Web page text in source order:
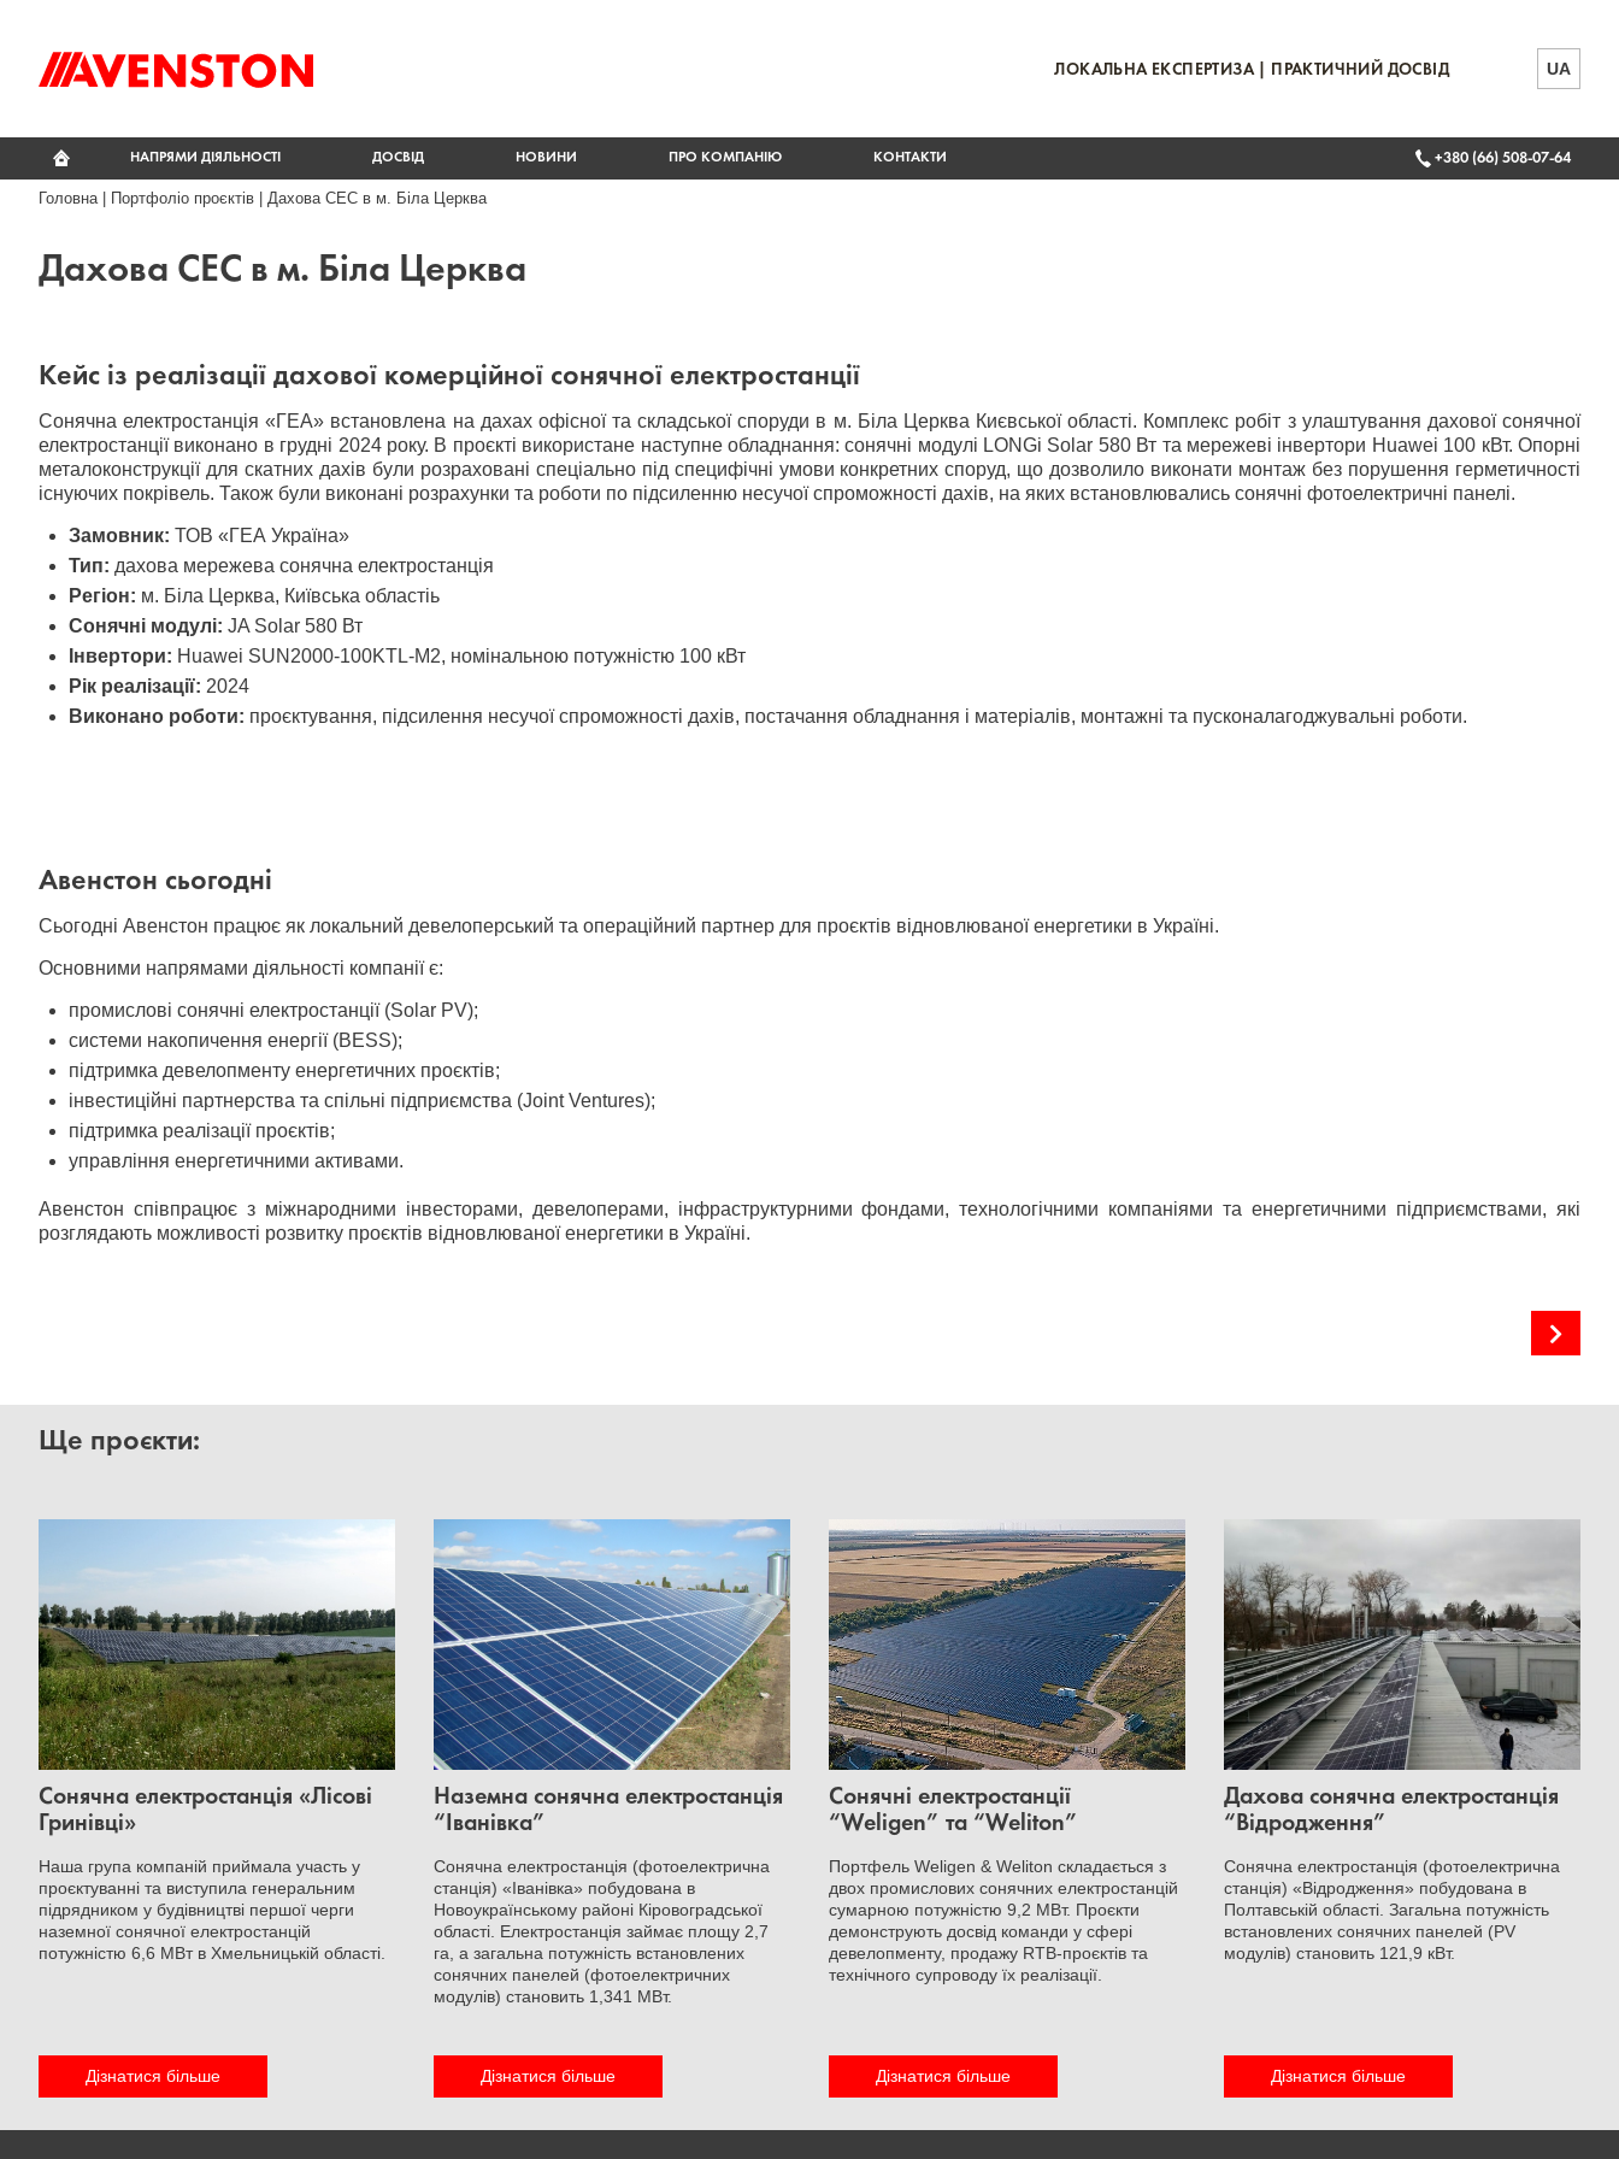
ЛОКАЛЬНА ЕКСПЕРТИЗА | ПРАКТИЧНИЙ ДОСВІД UA
НАПРЯМИ ДІЯЛЬНОСТІ ДОСВІД НОВИНИ ПРО КОМПАНІЮ КОНТАКТИ +380 (66) 508-07-64
Головна| Портфоліо проєктів Дахова СЕС в м. Біла Церква
Дахова СЕС в м. Біла Церква
Кейс із реалізації дахової комерційної сонячної електростанції
Сонячна електростанція «ГЕА» встановлена на дахах офісної та складської споруди в м. Біла Церква Києвської області. Комплекс робіт з улаштування дахової сонячної
електростанції виконано в грудні 2024 року. В проєкті використане наступне обладнання: сонячні модулі LONGi Solar 580 Вт та мережеві інвертори Huawei 100 кВт. Опорні
металоконструкції для скатних дахів були розраховані спеціально під специфічні умови конкретних споруд, що дозволило виконати монтаж без порушення герметичності
існуючих покрівель. Також були виконані розрахунки та роботи по підсиленню несучої спроможності дахів, на яких встановлювались сонячні фотоелектричні панелі.
Замовник: ТОВ «ГЕА Україна»
Тип: дахова мережева сонячна електростанція
Регіон: м. Біла Церква, Київська областіь
Сонячні модулі: JA Solar 580 Вт
Інвертори: Huawei SUN2000-100KTL-M2, номінальною потужністю 100 кВт
Рік реалізації: 2024
Виконано роботи: проєктування, підсилення несучої спроможності дахів, постачання обладнання і матеріалів, монтажні та пусконалагоджувальні роботи.
Авенстон сьогодні
Сьогодні Авенстон працює як локальний девелоперський та операційний партнер для проєктів відновлюваної енергетики в Україні.
Основними напрямами діяльності компанії є:
промислові сонячні електростанції (Solar PV);
системи накопичення енергії (BESS);
підтримка девелопменту енергетичних проєктів;
інвестиційні партнерства та спільні підприємства (Joint Ventures);
підтримка реалізації проєктів;
управління енергетичними активами.
Авенстон співпрацює з міжнародними інвесторами, девелоперами, інфраструктурними фондами, технологічними компаніями та енергетичними підприємствами, які
розглядають можливості розвитку проєктів відновлюваної енергетики в Україні.
Ще проєкти:
Сонячна електростанція «Лісові
Гринівці»
Наша група компаній приймала участь у
проєктуванні та виступила генеральним
підрядником у будівництві першої черги
наземної сонячної електростанцій
потужністю 6,6 МВт в Хмельницькій області.
Дізнатися більше
Наземна сонячна електростанція
“Іванівка”
Сонячна електростанція (фотоелектрична
станція) «Іванівка» побудована в
Новоукраїнському районі Кіровоградської
області. Електростанція займає площу 2,7
га, а загальна потужність встановлених
сонячних панелей (фотоелектричних
модулів) становить 1,341 МВт.
Дізнатися більше
Сонячні електростанції
“Weligen” та “Weliton”
Портфель Weligen & Weliton складається з
двох промислових сонячних електростанцій
сумарною потужністю 9,2 МВт. Проєкти
демонструють досвід команди у сфері
девелопменту, продажу RTB-проєктів та
технічного супроводу їх реалізації.
Дізнатися більше
Дахова сонячна електростанція
“Відродження”
Сонячна електростанція (фотоелектрична
станція) «Відродження» побудована в
Полтавській області. Загальна потужність
встановлених сонячних панелей (PV
модулів) становить 121,9 кВт.
Дізнатися більше